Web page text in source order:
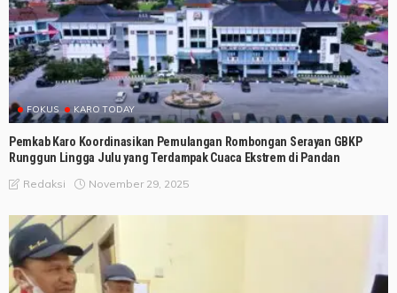
FOKUS KARO TODAY
Pemkab Karo Koordinasikan Pemulangan Rombongan Serayan GBKP
Runggun Lingga Julu yang Terdampak Cuaca Ekstrem di Pandan
Redaksi November 29, 2025